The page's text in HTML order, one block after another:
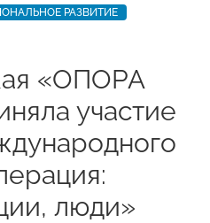
РАЗВИТИЕ
«ОПОРА
участие
люди»